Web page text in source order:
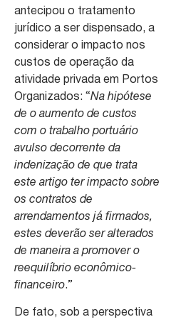
antecipou o tratamento
jurídico a ser dispensado, a
considerar o impacto nos
custos de operação da
atividade privada em Portos
Organizados: “Na hipótese
de o aumento de custos
com o trabalho portuário
avulso decorrente da
indenização de que trata
este artigo ter impacto sobre
os contratos de
arrendamentos já firmados,
estes deverão ser alterados
de maneira a promover o
reequilíbrio econômico-
financeiro.”
De fato, sob a perspectiva